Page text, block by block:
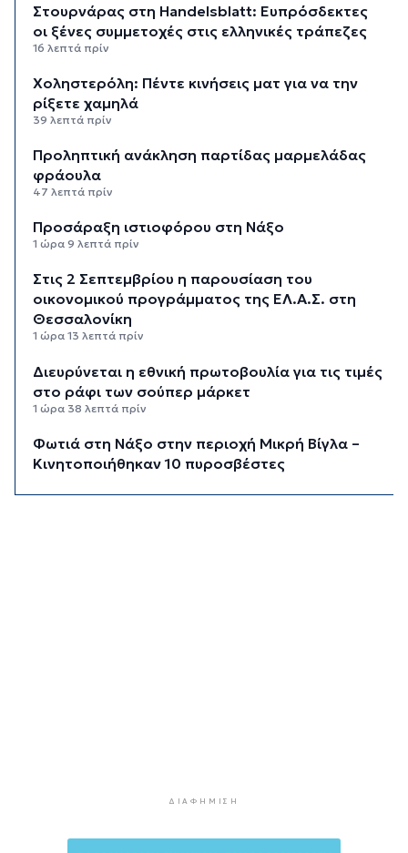
Στουρνάρας στη Handelsblatt: Ευπρόσδεκτες
οι ξένες συμμετοχές στις ελληνικές τράπεζες
16 λεπτά πρίν
Χοληστερόλη: Πέντε κινήσεις ματ για να την
ρίξετε χαμηλά
39 λεπτά πρίν
Προληπτική ανάκληση παρτίδας μαρμελάδας
φράουλα
47 λεπτά πρίν
Προσάραξη ιστιοφόρου στη Νάξο
1 ώρα 9 λεπτά πρίν
Στις 2 Σεπτεμβρίου η παρουσίαση του
οικονομικού προγράμματος της ΕΛ.Α.Σ. στη
Θεσσαλονίκη
1 ώρα 13 λεπτά πρίν
Διευρύνεται η εθνική πρωτοβουλία για τις τιμές
στο ράφι των σούπερ μάρκετ
1 ώρα 38 λεπτά πρίν
Φωτιά στη Νάξο στην περιοχή Μικρή Βίγλα –
Κινητοποιήθηκαν 10 πυροσβέστες
Φρουροί της Επανάστασης: Το άνοιγμα των
ΔΙΑΦΉΜΙΣΗ